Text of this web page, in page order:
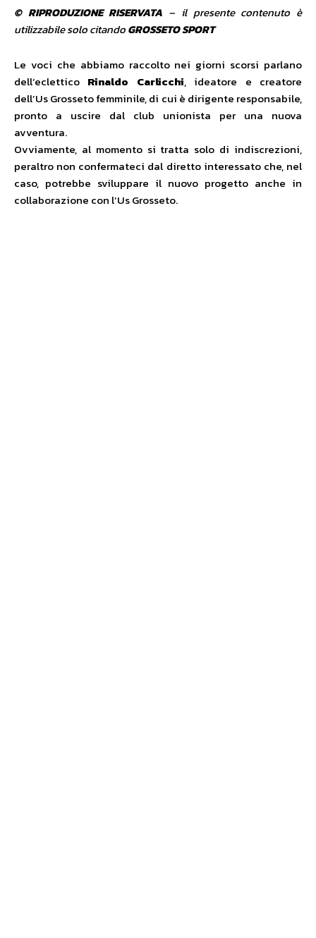
© RIPRODUZIONE RISERVATA – il presente contenuto è
utilizzabile solo citandoGROSSETO SPORT
Le voci che abbiamo raccolto nei giorni scorsi parlano
dell’eclettico Rinaldo Carlicchi, ideatore e creatore
dell’Us Grosseto femminile, di cui è dirigente responsabile,
pronto a uscire dal club unionista per una nuova
avventura.
Ovviamente, al momento si tratta solo di indiscrezioni,
peraltro non confermateci dal diretto interessato che, nel
caso, potrebbe sviluppare il nuovo progetto anche in
collaborazione con l’Us Grosseto.